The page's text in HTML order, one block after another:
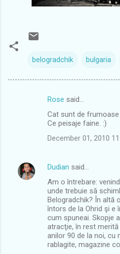
belogradchik bulgaria
n
Rose said…
Cat sunt de
Ce peisaje faine. :)
December 01, 2010
Dudian said…
Am o întrebare:
unde trebuie să
Belogradchik? În altă
întors de la Ohrid şi e
cum spuneai. Skopje
atracţie, în rest
anilor 90 de la noi, cu
rablagite, magazine